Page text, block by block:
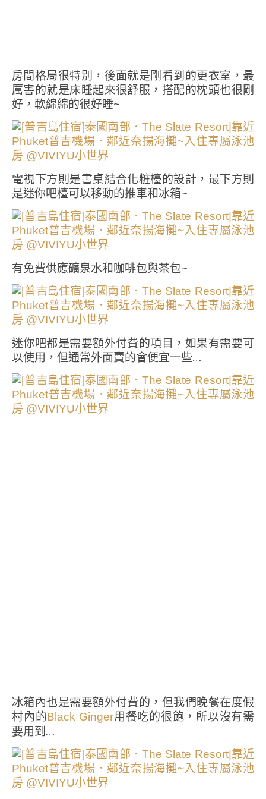
房間格局很特別，後面就是剛看到的更衣室，最
厲害的就是床睡起來很舒服，搭配的枕頭也很剛
好，軟綿綿的很好睡~
電視下方則是書桌結合化粧檯的設計，最下方則
是迷你吧檯可以移動的推車和冰箱~
有免費供應礦泉水和咖啡包與茶包~
迷你吧都是需要額外付費的項目，如果有需要可
以使用，但通常外面賣的會便宜一些…
冰箱內也是需要額外付費的，但我們晚餐在度假
村內的Black Ginger用餐吃的很飽，所以沒有需
要用到…